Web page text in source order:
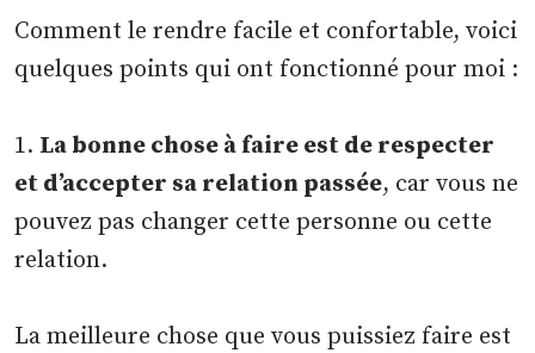
Comment le rendre facile et confortable, voici
quelques points qui ont fonctionné pour moi :
1. La bonne chose à faire est de respecter
et d’accepter sa relation passée, car vous ne
pouvez pas changer cette personne ou cette
relation.
La meilleure chose que vous puissiez faire est